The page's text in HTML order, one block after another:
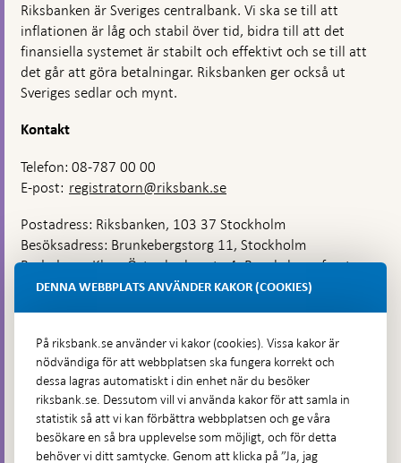
Riksbanken är Sveriges centralbank. Vi ska se till att
inflationen är låg och stabil över tid, bidra till att det
finansiella systemet är stabilt och effektivt och se till att
det går att göra betalningar. Riksbanken ger också ut
Sveriges sedlar och mynt.
Kontakt
Telefon: 08-787 00 00
E-post: registratorn@riksbank.se
Postadress: Riksbanken, 103 37 Stockholm
Besöksadress: Brunkebergstorg 11, Stockholm
Budadress: Klara Östra kyrkogata 4, Brunkebergsfaret,
Lastplats 6
Hitta direkt
Frågor och svar-
Öppnas
i
Till Riksbankens webbarkiv-
DENNA WEBBPLATS ANVÄNDER KAKOR (COOKIES)
På riksbank.se använder vi kakor (cookies). Vissa kakor är
nödvändiga för att webbplatsen ska fungera korrekt och
dessa lagras automatiskt i din enhet när du besöker
riksbank.se. Dessutom vill vi använda kakor för att samla in
statistik så att vi kan förbättra webbplatsen och ge våra
besökare en så bra upplevelse som möjligt, och för detta
behöver vi ditt samtycke. Genom att klicka på ”Ja, jag